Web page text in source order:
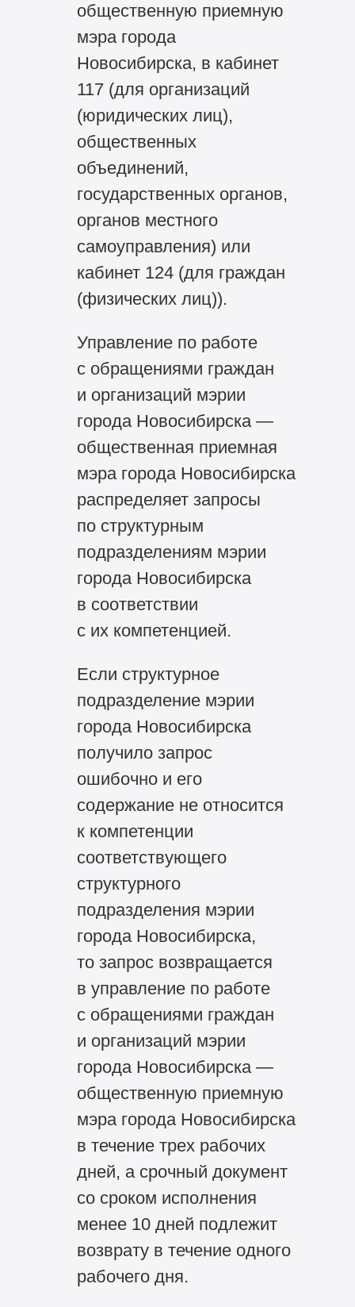
общественную приемную
мэра города
Новосибирска, в кабинет
117 (для организаций
(юридических лиц),
общественных
объединений,
государственных органов,
органов местного
самоуправления) или
кабинет 124 (для граждан
(физических лиц)).
Управление по работе
с обращениями граждан
и организаций мэрии
города Новосибирска —
общественная приемная
мэра города Новосибирска
распределяет запросы
по структурным
подразделениям мэрии
города Новосибирска
в соответствии
с их компетенцией.
Если структурное
подразделение мэрии
города Новосибирска
получило запрос
ошибочно и его
содержание не относится
к компетенции
соответствующего
структурного
подразделения мэрии
города Новосибирска,
то запрос возвращается
в управление по работе
с обращениями граждан
и организаций мэрии
города Новосибирска —
общественную приемную
мэра города Новосибирска
в течение трех рабочих
дней, а срочный документ
со сроком исполнения
менее 10 дней подлежит
возврату в течение одного
рабочего дня.